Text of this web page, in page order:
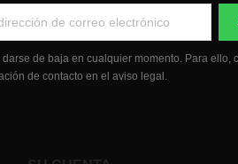
darse de baja en cualquier momento. Para ello,
de contacto en el aviso legal.